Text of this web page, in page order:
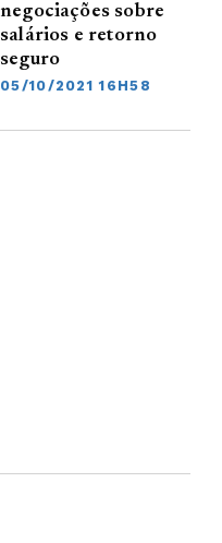
negociações sobre
salários e retorno
seguro
05/10/2021 16H58